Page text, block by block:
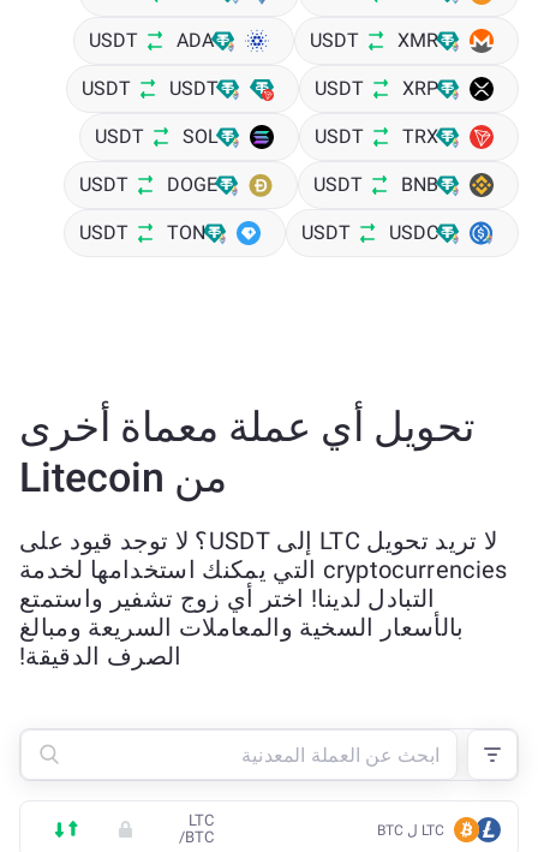
XMR
USDT
ADA
USDT
XRP
USDT
USDT
USDT
TRX
USDT
SOL
USDT
BNB
USDT
DOGE
USDT
USDC
USDT
TON
USDT
تحويل أي عملة معماة أخرى
من Litecoin
لا تريد تحويل LTC إلى USDT؟ لا توجد قيود على
cryptocurrencies التي يمكنك استخدامها لخدمة
التبادل لدينا! اختر أي زوج تشفير واستمتع
بالأسعار السخية والمعاملات السريعة ومبالغ
الصرف الدقيقة!
LTC ل BTC
LTC
/BTC